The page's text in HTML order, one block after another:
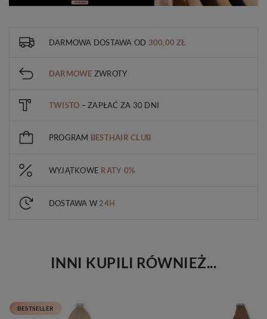
DARMOWA DOSTAWA OD 300,00 ZŁ
DARMOWE ZWROTY
TWISTO – ZAPŁAĆ ZA 30 DNI
PROGRAM BESTHAIR CLUB
WYJĄTKOWE RATY 0%
DOSTAWA W 24H
INNI KUPILI RÓWNIEŻ...
BESTSELLER